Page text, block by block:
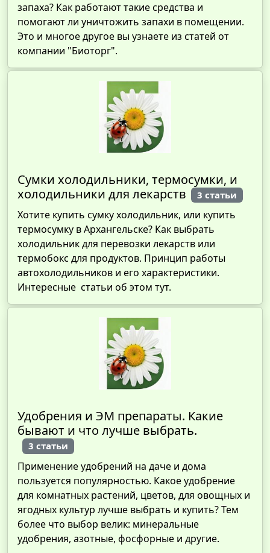
запаха? Как работают такие средства и
помогают ли уничтожить запахи в помещении.
Это и многое другое вы узнаете из статей от
компании "Биоторг".
Сумки холодильники, термосумки, и
холодильники для лекарств
3 статьи
Хотите купить сумку холодильник, или купить
термосумку в Архангельске? Как выбрать
холодильник для перевозки лекарств или
термобокс для продуктов. Принцип работы
автохолодильников и его характеристики.
Интересные статьи об этом тут.
Удобрения и ЭМ препараты. Какие
бывают и что лучше выбрать.
3 статьи
Применение удобрений на даче и дома
пользуется популярностью. Какое удобрение
для комнатных растений, цветов, для овощных и
ягодных культур лучше выбрать и купить? Тем
более что выбор велик: минеральные
удобрения, азотные, фосфорные и другие.